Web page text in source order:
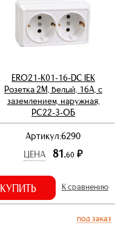
ERO21-K01-16-DC IEK
Розетка 2М, белый, 16А, с
заземлением, наружная,
РС22-3-ОБ
Артикул:6290
ЦЕНА
81.60 р.
КУПИТЬ К сравнению
под заказ